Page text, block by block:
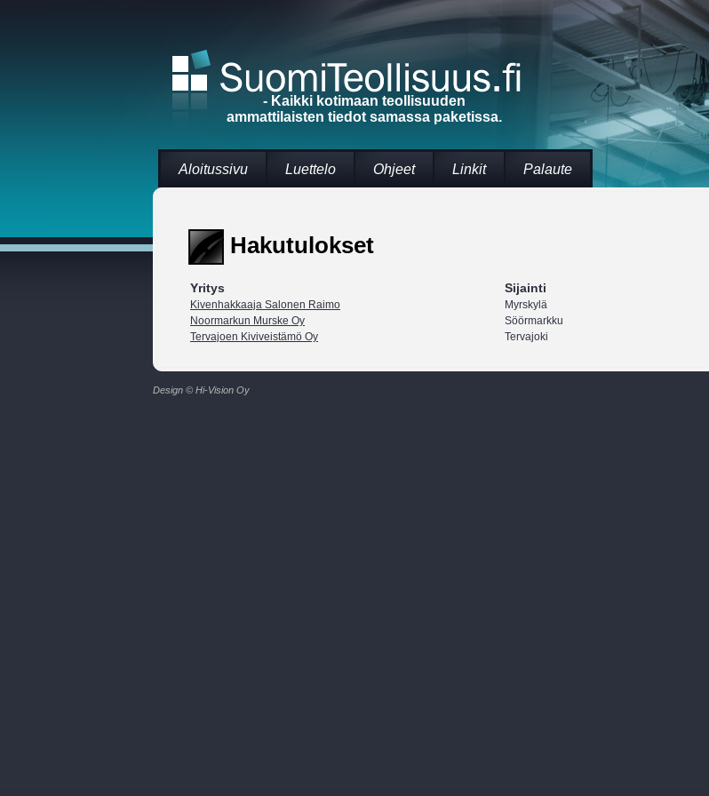
- Kaikki kotimaan teollisuuden
ammattilaisten tiedot samassa paketissa.
Aloitussivu Luettelo Ohjeet Linkit Palaute
Hakutulokset
Yritys Sijainti
Kivenhakkaaja Salonen Raimo
Myrskylä
Noormarkun Murske Oy
Söörmarkku
Tervajoen Kiviveistämö Oy
Tervajoki
Design © Hi-Vision Oy